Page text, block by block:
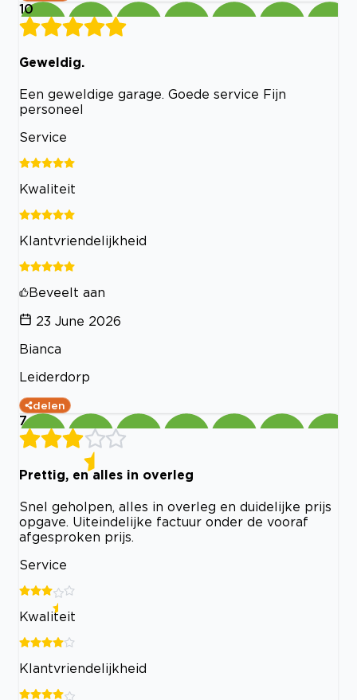
10
Geweldig.
Een geweldige garage. Goede service Fijn
personeel
Service
Kwaliteit
Klantvriendelijkheid
Beveelt aan
23 June 2026
Bianca
Leiderdorp
delen
7
Prettig, en alles in overleg
Snel geholpen, alles in overleg en duidelijke prijs
opgave. Uiteindelijke factuur onder de vooraf
afgesproken prijs.
Service
Kwaliteit
Klantvriendelijkheid